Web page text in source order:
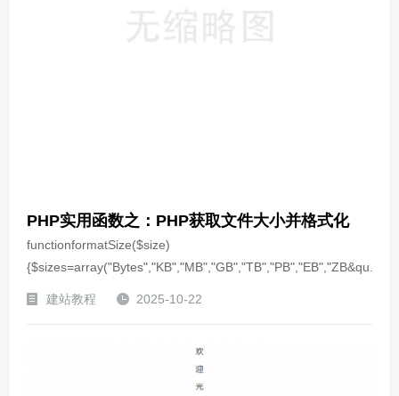
PHP实用函数之：PHP获取文件大小并格式化
functionformatSize($size)
{$sizes=array("Bytes","KB","MB","GB","TB","PB","EB","ZB&qu...
建站教程 2025-10-22